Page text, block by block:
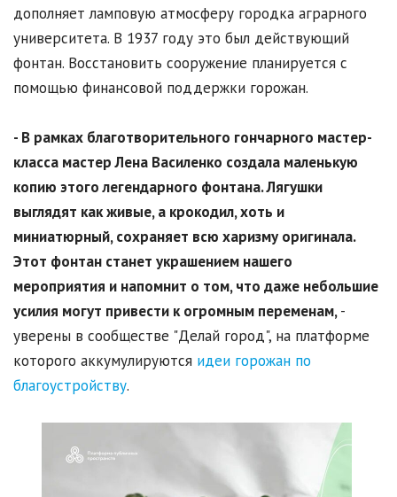
дополняет ламповую атмосферу городка аграрного
университета. В 1937 году это был действующий
фонтан. Восстановить сооружение планируется с
помощью финансовой поддержки горожан.
- В рамках благотворительного гончарного мастер-
класса мастер Лена Василенко создала маленькую
копию этого легендарного фонтана. Лягушки
выглядят как живые, а крокодил, хоть и
миниатюрный, сохраняет всю харизму оригинала.
Этот фонтан станет украшением нашего
мероприятия и напомнит о том, что даже небольшие
усилия могут привести к огромным переменам,-
уверены в сообществе "Делай город", на платформе
которого аккумулируются идеи горожан по
благоустройству.